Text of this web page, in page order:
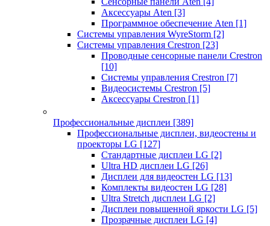
Аксессуары Aten [3]
Программное обеспечение Aten [1]
Системы управления WyreStorm [2]
Системы управления Crestron [23]
Проводные сенсорные панели Crestron
[10]
Системы управления Crestron [7]
Видеосистемы Crestron [5]
Аксессуары Crestron [1]
Профессиональные дисплеи [389]
Профессиональные дисплеи, видеостены и
проекторы LG [127]
Стандартные дисплеи LG [2]
Ultra HD дисплеи LG [26]
Дисплеи для видеостен LG [13]
Комплекты видеостен LG [28]
Ultra Stretch дисплеи LG [2]
Дисплеи повышенной яркости LG [5]
Прозрачные дисплеи LG [4]